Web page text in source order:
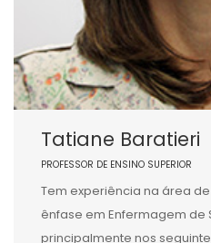
Tatiane Baratieri
PROFESSOR DE ENSINO SUPERIOR
Tem experiência na área
ênfase em Enfermagem de
principalmente nos